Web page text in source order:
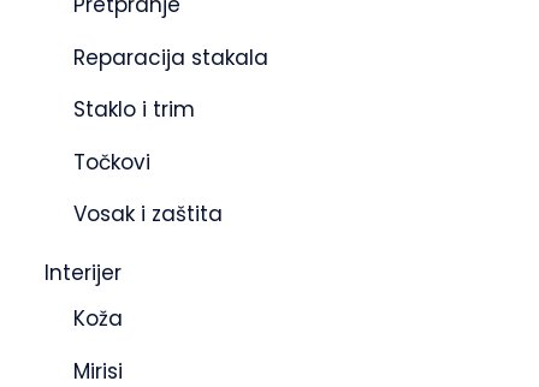
Reparacija stakala
Staklo i trim
Točkovi
Vosak i zaštita
Interijer
Koža
Mirisi